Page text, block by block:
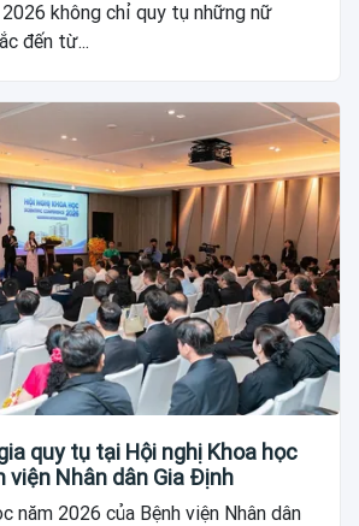
2026 không chỉ quy tụ những nữ
đến từ...
quy tụ tại Hội nghị Khoa học
viện Nhân dân Gia Định
năm 2026 của Bệnh viện Nhân dân